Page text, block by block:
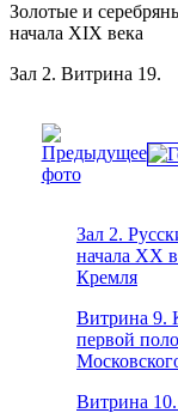
Золотые и
начала XIX века
Зал 2. Витрина 19.
Зал 2.
начала XX
Кремля
Витрина 9.
первой
Витрина